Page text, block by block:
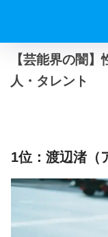
【芸能界の闇
人・タレント
1位：渡辺渚（